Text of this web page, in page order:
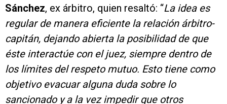
Sánchez, ex árbitro, quien resaltó: “La idea es
regular de manera eficiente la relación árbitro-
capitán, dejando abierta la posibilidad de que
éste interactúe con el juez, siempre dentro de
los límites del respeto mutuo. Esto tiene como
objetivo evacuar alguna duda sobre lo
sancionado y a la vez impedir que otros